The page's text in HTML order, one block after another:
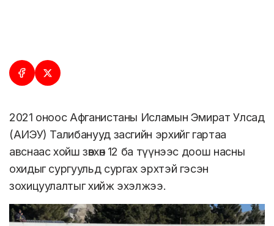
2021 оноос Афганистаны Исламын Эмират Улсад
(АИЭУ) Талибанууд засгийн эрхийг гартаа
авснаас хойш зөвхөн 12 ба түүнээс доош насны
охидыг сургуульд сургах эрхтэй гэсэн
зохицуулалтыг хийж эхэлжээ.